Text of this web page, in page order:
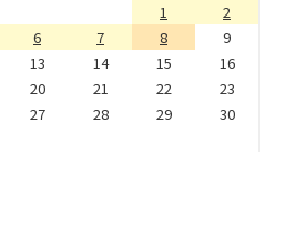
1
2
6 7 8
9
13 14 15
16
20 21 22
23
27 28 29
30